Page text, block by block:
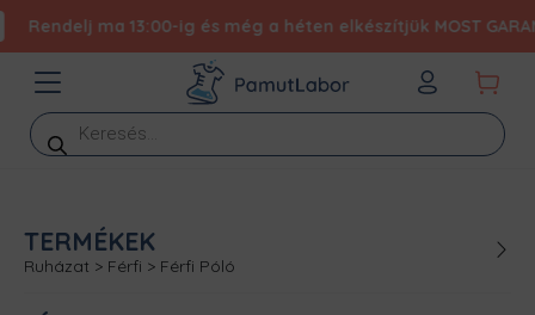
Rendelj ma 13:00-ig és még a héten elkészítjük MOST
Products
search
TERMÉKEK
Ruházat > Férfi > Férfi Póló